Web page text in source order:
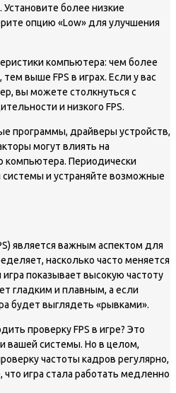
более низкие
опцию «Low» для улучшения
компьютера: чем более
выше FPS в играх. Если у вас
вы можете столкнуться с
и низкого FPS.
программы, драйверы устройств,
могут влиять на
компьютера. Периодически
и устраняйте возможные
является важным аспектом для
насколько часто меняется
показывает высокую частоту
гладким и плавным, а если
будет выглядеть «рывками».
проверку FPS в игре? Это
вашей системы. Но в целом,
частоты кадров регулярно,
игра стала работать медленно